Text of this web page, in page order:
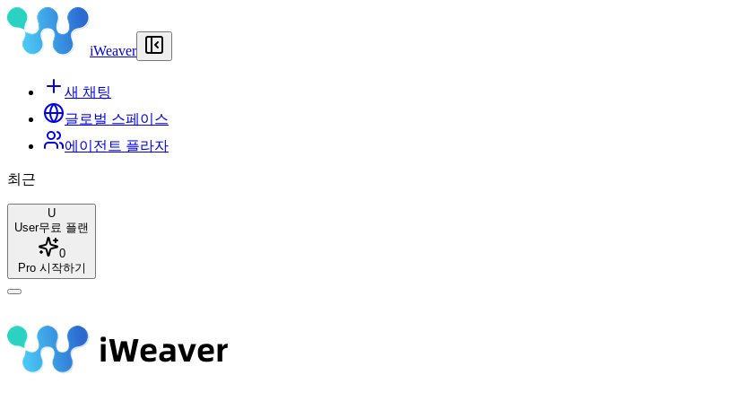
iWeaver
새 채팅
글로벌 스페이스
에이전트 플라자
최근
U
User무료 플랜
0
Pro 시작하기